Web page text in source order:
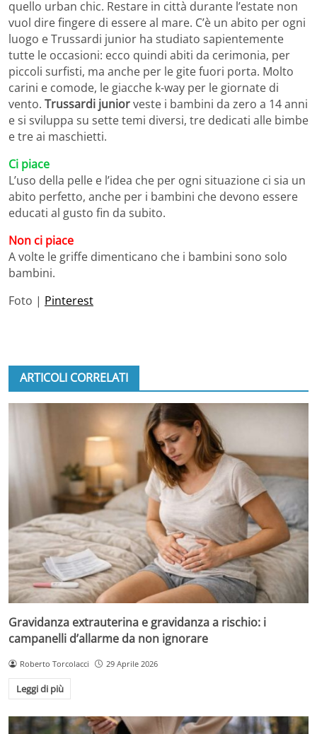
quello urban chic. Restare in città durante l’estate non
vuol dire fingere di essere al mare. C’è un abito per ogni
luogo e Trussardi junior ha studiato sapientemente
tutte le occasioni: ecco quindi abiti da cerimonia, per
piccoli surfisti, ma anche per le gite fuori porta. Molto
carini e comode, le giacche k-way per le giornate di
vento. Trussardi juniorveste i bambini da zero a 14 anni
e si sviluppa su sette temi diversi, tre dedicati alle bimbe
e tre ai maschietti.
Ci piace
L’uso della pelle e l’idea che per ogni situazione ci sia un
abito perfetto, anche per i bambini che devono essere
educati al gusto fin da subito.
Non ci piace
A volte le griffe dimenticano che i bambini sono solo
bambini.
Foto | Pinterest
ARTICOLI CORRELATI
Gravidanza extrauterina e gravidanza a rischio: i
campanelli d’allarme da non ignorare
Roberto Torcolacci 29 Aprile 2026
Leggi di più